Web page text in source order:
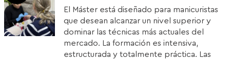
was:
1.850,00€.
is:
1.399,00€.
El Máster está diseñado para manicuristas
que desean alcanzar un nivel superior y
dominar las técnicas más actuales del
mercado. La formación es intensiva,
estructurada y totalmente práctica. Las